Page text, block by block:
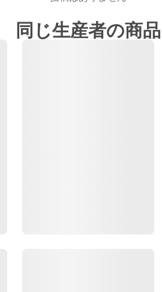
同じ生産者の商品